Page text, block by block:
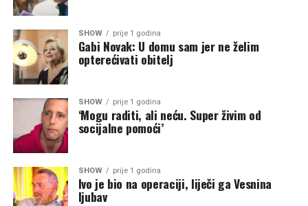
SHOW prije 1 godina
Gabi Novak: U domu sam jer ne želim
opterećivati obitelj
SHOW prije 1 godina
‘Mogu raditi, ali neću. Super živim od
socijalne pomoći’
SHOW prije 1 godina
Ivo je bio na operaciji, liječi ga Vesnina
ljubav